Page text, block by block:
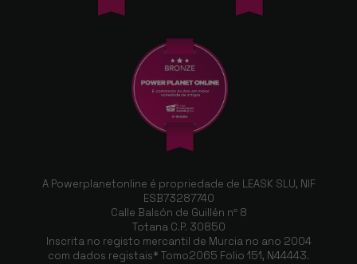
utilizador é muito limpa, quase sem
embora não seja profissional, cumpre a sua
função como dispositivo de gama média e
também tem uma função de modo noturno
que funciona maravilhosamente. A única
coisa de que não gostei é que, embora tenha
lido que se podia expandir o espaço em
mas com os 256 incluídos tenho o
suficiente. Não trocaria o meu brick por nada
deste mundo.
A Powerplanetonline é propriedade de LEASK SLU, NIF
ESB73287740
Calle Balsón de Guillén nº 8
Totana C.P. 30850
Inscrita no registo mercantil de Murcia no ano 2004
com dados registais* Tomo2065 Folio 151, N44443.